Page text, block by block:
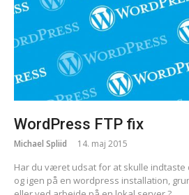
WordPress FTP fix
Michael Spliid 14. maj 2015
Har du været udsat for at skulle indtaste
og igen på en wordpress installation,